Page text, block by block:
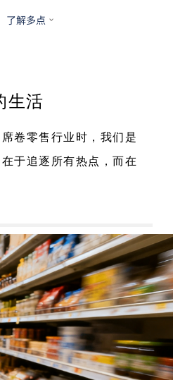
了解多点
活
卷零售行业时，我们是
于追逐所有热点，而在